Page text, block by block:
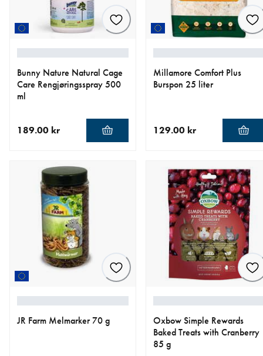
Bunny Nature Natural Cage
Care Rengjøringsspray 500
ml
189.00 kr
Millamore Comfort Plus
Burspon 25 liter
129.00 kr
JR Farm Melmarker 70 g
Oxbow Simple Rewards
Baked Treats with Cranberry
85 g